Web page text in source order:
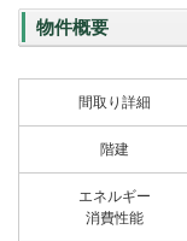
物件概要
間取り詳細
階建
エネルギー
消費性能